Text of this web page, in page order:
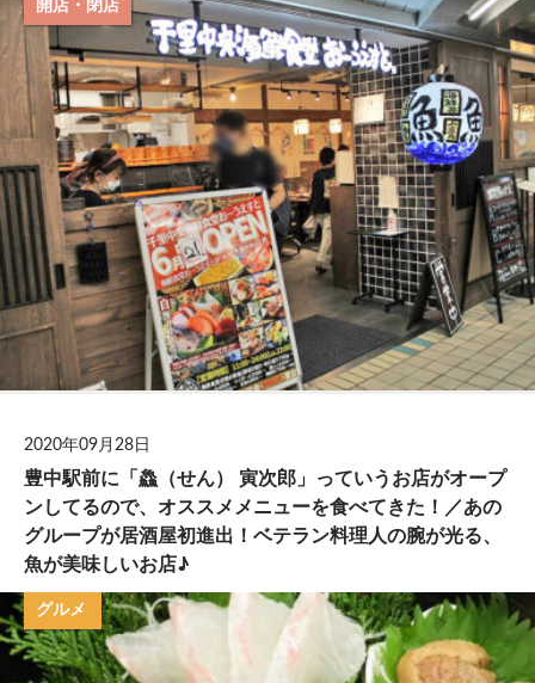
開店・閉店
2020年09月28日
豊中駅前に「鱻（せん） 寅次郎」っていうお店がオープ
ンしてるので、オススメメニューを食べてきた！／あの
グループが居酒屋初進出！ベテラン料理人の腕が光る、
魚が美味しいお店♪
グルメ